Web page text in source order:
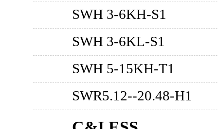
SWH 3-6KH-S1
SWH 3-6KL-S1
SWH 5-15KH-T1
SWR5.12--20.48-H1